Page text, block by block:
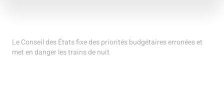
Le Conseil des États fixe des priorités budgétaires erronées et
met en danger les trains de nuit